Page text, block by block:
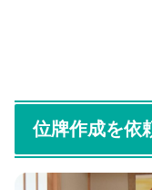
位牌作成を依